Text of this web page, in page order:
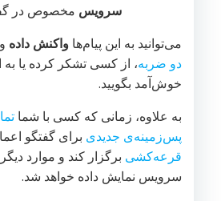
سرویس مخصوص در
می‌توانید به این پیام‌ها واکنش داده
دو ضربه، از کسی تشکر کرده یا
خوش‌آمد بگویید.
به علاوه، زمانی که کسی با شما
پس‌زمینه‌ی جدیدی برای گفتگو
قرعه‌کشی برگزار کند و موارد
سرویس نمایش داده خواهد شد.